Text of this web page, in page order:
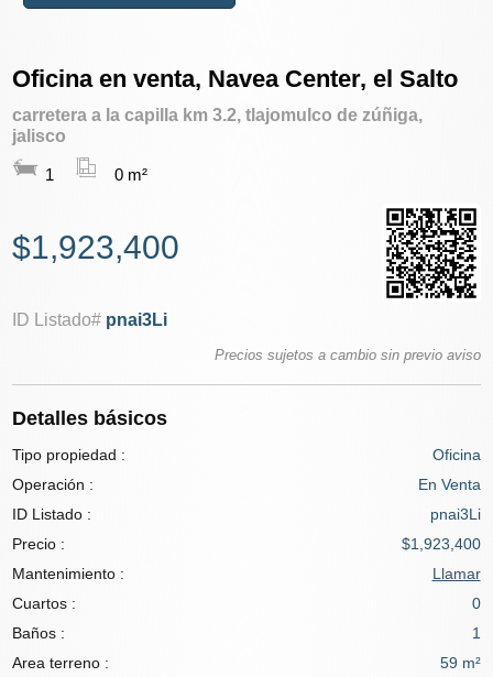
Oficina en venta, Navea Center, el Salto
carretera a la capilla km 3.2, tlajomulco de zúñiga,
jalisco
1 0 m²
$1,923,400
ID Listado# pnai3Li
Precios sujetos a cambio sin previo aviso
Detalles básicos
Tipo propiedad :
Oficina
Operación :
En Venta
ID Listado :
pnai3Li
Precio :
$1,923,400
Mantenimiento :
Llamar
Cuartos :
0
Baños :
1
Area terreno :
59 m²